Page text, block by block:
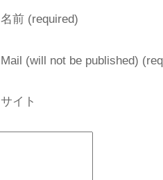
名前 (required)
Mail (will not be published)
サイト